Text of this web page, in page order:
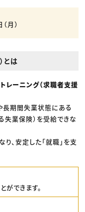
月）
とは
レーニング（求職者支援
長期間失業状態にある
失業保険）を受給できな
、安定した「就職」を支
ができます。